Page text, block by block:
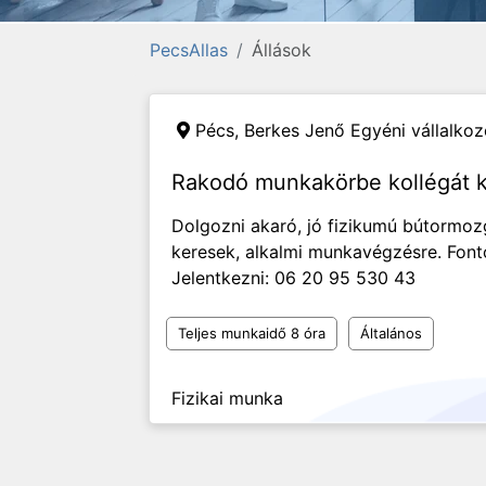
PecsAllas Állások
Pécs, Berkes Jenő Egyéni
Rakodó munkakörbe kollégát
Dolgozni akaró, jó fizikumú
keresek, alkalmi munkavégzésre.
Jelentkezni: 06 20 95 530 43
Teljes munkaidő 8 óra Általános
Fizikai munka